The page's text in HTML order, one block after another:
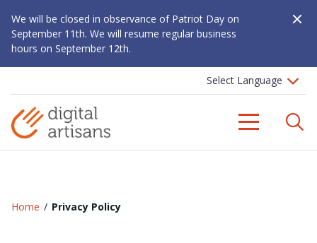
We will be closed in observance of Patriot Day on
September 11th. We will resume regular business
hours on September 12th.
Close
Menu
Home / Privacy Policy